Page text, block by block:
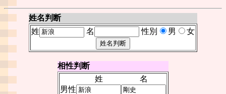
姓名判断
姓
名 性別 男 女
相性判断
姓
名
男性